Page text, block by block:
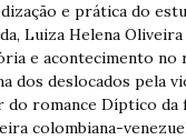
e prática do
Luiza Helena
e acontecimento no
dos deslocados pela
romance Díptico da
colombiana-